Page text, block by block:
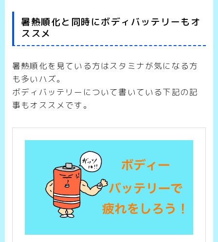
暑熱順化と同時にボディバッテリーもオ
ススメ
暑熱順化を見ている方はスタミナが気になる方
も多いハズ。
ボディバッテリーについて書いている下記の記
事もオススメです。